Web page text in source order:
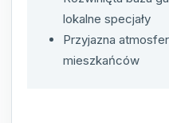
lokalne specjały
Przyjazna
mieszkańców